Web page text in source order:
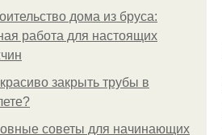
дома из бруса:
работа для настоящих
закрыть трубы в
советы для начинающих